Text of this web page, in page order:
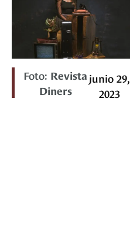
Foto: Revista
Diners
junio 29,
2023